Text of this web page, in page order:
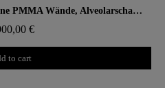
rapide Design Sofa MW06 – Gegossene PMMA Wände, Alveolarschaum-Sitz
€
to cart